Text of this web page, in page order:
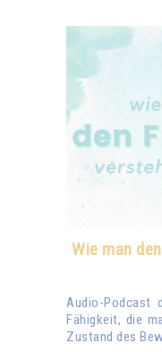
Wie man
Audio-Podcast
Fähigkeit, die
Zustand des